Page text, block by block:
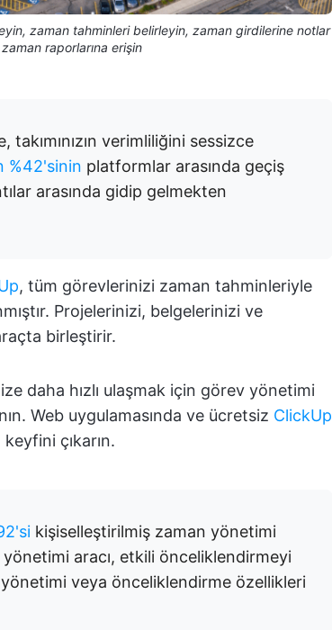
zaman tahminleri belirleyin, zaman girdilerine notlar
raporlarına erişin
takımınızın verimliliğini sessizce
%42'sinin platformlar arasında geçiş
arasında gidip gelmekten
, tüm görevlerinizi zaman tahminleriyle
Projelerinizi, belgelerinizi ve
birleştirir.
daha hızlı ulaşmak için görev yönetimi
Web uygulamasında ve ücretsiz ClickUp
çıkarın.
kişiselleştirilmiş zaman yönetimi
yönetimi aracı, etkili önceliklendirmeyi
veya önceliklendirme özellikleri